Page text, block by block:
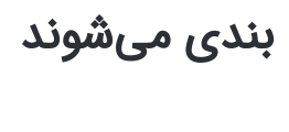
بندی می‌شوند